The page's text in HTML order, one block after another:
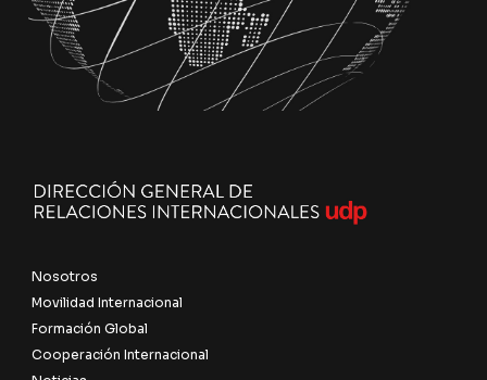
Nosotros
Movilidad Internacional
Formación Global
Cooperación Internacional